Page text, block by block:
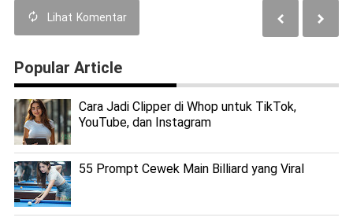
Lihat Komentar
Popular Article
Cara Jadi Clipper di Whop untuk TikTok,
YouTube, dan Instagram
55 Prompt Cewek Main Billiard yang Viral